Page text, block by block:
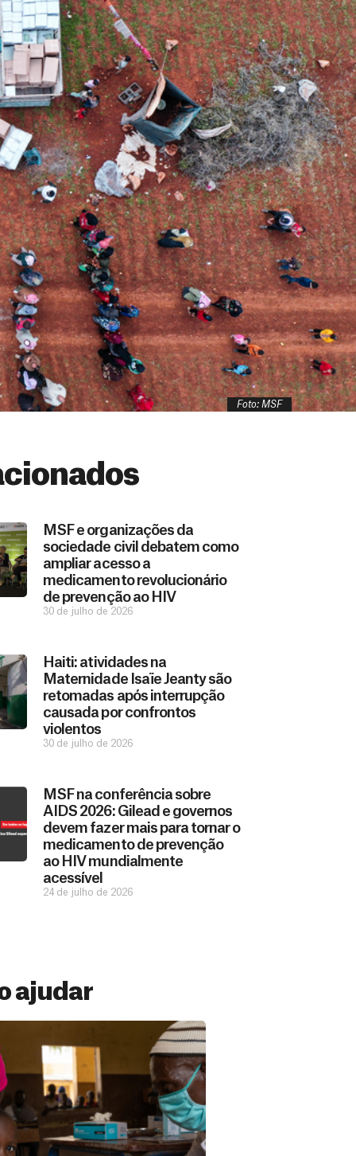
Foto: MSF
MSF e organizações da
sociedade civil debatem como
ampliar acesso a
medicamento revolucionário
de prevenção ao HIV
30 de julho de 2026
Haiti: atividades na
Maternidade Isaïe Jeanty são
retomadas após interrupção
causada por confrontos
violentos
30 de julho de 2026
MSF na conferência sobre
AIDS 2026: Gilead e governos
devem fazer mais para tornar o
medicamento de prevenção
ao HIV mundialmente
acessível
24 de julho de 2026
ajudar